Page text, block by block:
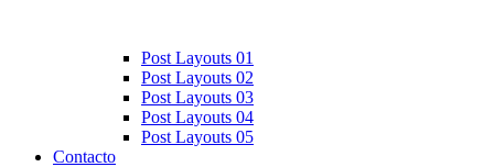
Post Layouts 01
Post Layouts 02
Post Layouts 03
Post Layouts 04
Post Layouts 05
Contacto